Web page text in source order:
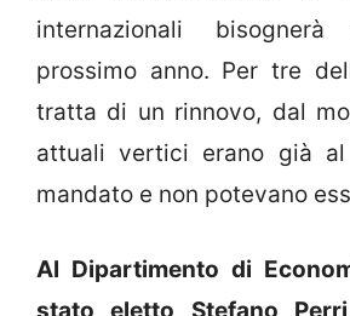
internazionali
prossimo anno. Per tre
tratta di un rinnovo, dal
attuali vertici erano già al
mandato e non potevano
Al Dipartimento di